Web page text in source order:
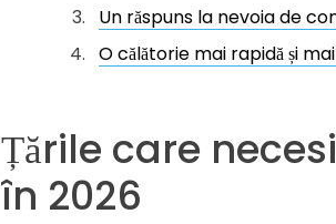
Un răspuns la nevoia de
O călătorie mai rapidă și
Țările care
în 2026